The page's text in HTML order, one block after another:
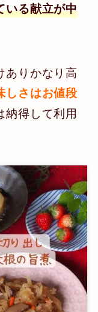
いる献立が中
ありかなり高
しさはお値段
納得して利用